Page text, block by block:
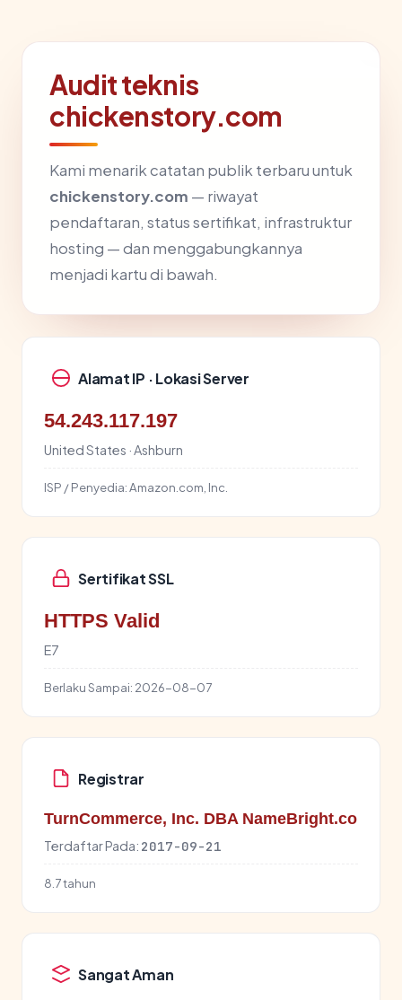
Audit teknis
chickenstory.com
Kami menarik catatan publik terbaru untuk
chickenstory.com — riwayat
pendaftaran, status sertifikat, infrastruktur
hosting — dan menggabungkannya
menjadi kartu di bawah.
Alamat IP · Lokasi Server
54.243.117.197
United States · Ashburn
ISP / Penyedia:Amazon.com, Inc.
Sertifikat SSL
HTTPS Valid
E7
Berlaku Sampai: 2026-08-07
Registrar
TurnCommerce, Inc. DBA NameBright.co
Terdaftar Pada: 2017-09-21
8.7 tahun
Sangat Aman